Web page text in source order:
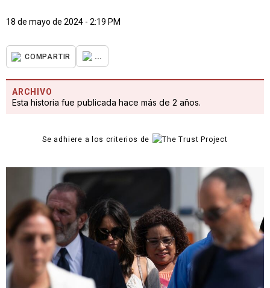
18 de mayo de 2024 - 2:19 PM
COMPARTIR ...
ARCHIVO
Esta historia fue publicada hace más de 2 años.
Se adhiere a los criterios de